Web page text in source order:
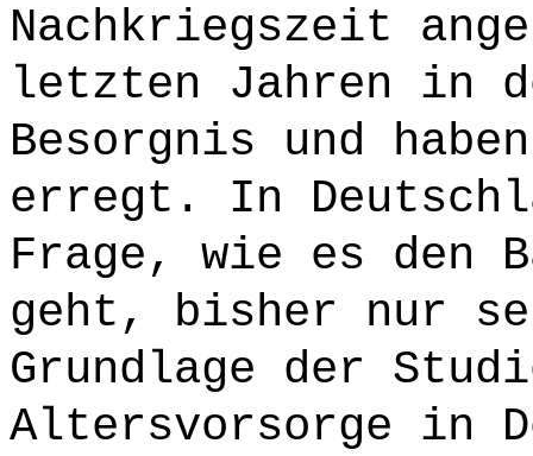
Nachkriegszeit
letzten Jahren in
Besorgnis und
erregt. In
Frage, wie es den
geht, bisher nur
Grundlage der
Altersvorsorge in